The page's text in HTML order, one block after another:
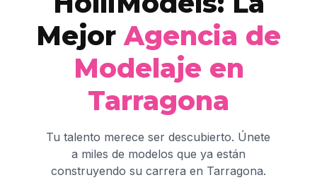
MejorAgencia de
Modelaje en
Tarragona
Tu talento merece ser descubierto. Únete
a miles de modelos que ya están
construyendo su carrera en Tarragona.